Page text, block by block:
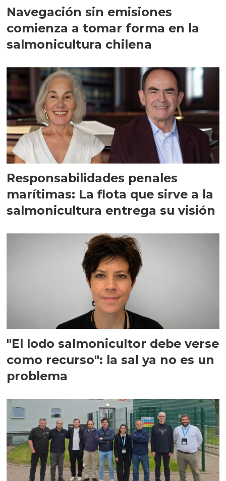
Navegación sin emisiones
comienza a tomar forma en la
salmonicultura chilena
Responsabilidades penales
marítimas: La flota que sirve a la
salmonicultura entrega su visión
"El lodo salmonicultor debe verse
como recurso": la sal ya no es un
problema